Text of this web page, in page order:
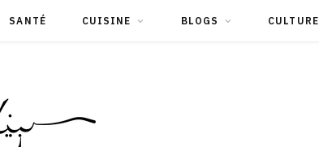
SANTÉ CUISINE BLOGS CULTURE